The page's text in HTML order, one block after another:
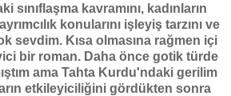
sınıflaşma kavramını, kadınların
konularını işleyiş tarzını ve
sevdim. Kısa olmasına rağmen içi
bir roman. Daha önce gotik türde
ama Tahta Kurdu'ndaki gerilim
etkileyiciliğini gördükten sonra